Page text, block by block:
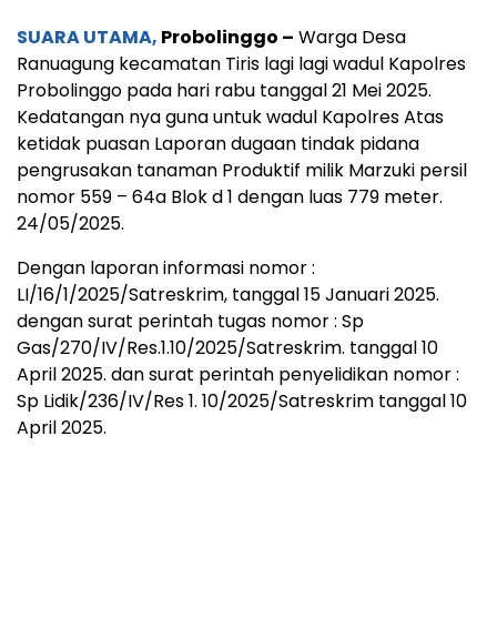
SUARA UTAMA, Probolinggo – Warga Desa
Ranuagung kecamatan Tiris lagi lagi wadul Kapolres
Probolinggo pada hari rabu tanggal 21 Mei 2025.
Kedatangan nya guna untuk wadul Kapolres Atas
ketidak puasan Laporan dugaan tindak pidana
pengrusakan tanaman Produktif milik Marzuki persil
nomor 559 – 64a Blok d 1 dengan luas 779 meter.
24/05/2025.
Dengan laporan informasi nomor :
LI/16/1/2025/Satreskrim, tanggal 15 Januari 2025.
dengan surat perintah tugas nomor : Sp
Gas/270/IV/Res.1.10/2025/Satreskrim. tanggal 10
April 2025. dan surat perintah penyelidikan nomor :
Sp Lidik/236/IV/Res 1. 10/2025/Satreskrim tanggal 10
April 2025.